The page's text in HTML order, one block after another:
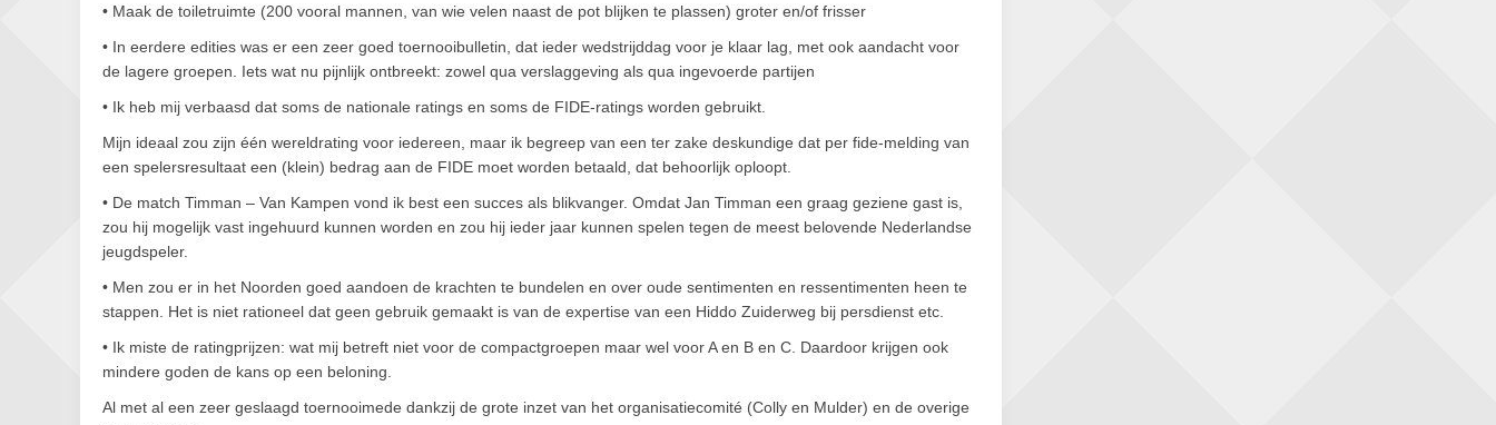
• Maak de toiletruimte (200 vooral mannen, van wie velen naast de pot blijken te plassen) groter en/of frisser
• In eerdere edities was er een zeer goed toernooibulletin, dat ieder wedstrijddag voor je klaar lag, met ook aandacht voor
de lagere groepen. Iets wat nu pijnlijk ontbreekt: zowel qua verslaggeving als qua ingevoerde partijen
• Ik heb mij verbaasd dat soms de nationale ratings en soms de FIDE-ratings worden gebruikt.
Mijn ideaal zou zijn één wereldrating voor iedereen, maar ik begreep van een ter zake deskundige dat per fide-melding van
een spelersresultaat een (klein) bedrag aan de FIDE moet worden betaald, dat behoorlijk oploopt.
• De match Timman – Van Kampen vond ik best een succes als blikvanger. Omdat Jan Timman een graag geziene gast is,
zou hij mogelijk vast ingehuurd kunnen worden en zou hij ieder jaar kunnen spelen tegen de meest belovende Nederlandse
jeugdspeler.
• Men zou er in het Noorden goed aandoen de krachten te bundelen en over oude sentimenten en ressentimenten heen te
stappen. Het is niet rationeel dat geen gebruik gemaakt is van de expertise van een Hiddo Zuiderweg bij persdienst etc.
• Ik miste de ratingprijzen: wat mij betreft niet voor de compactgroepen maar wel voor A en B en C. Daardoor krijgen ook
mindere goden de kans op een beloning.
Al met al een zeer geslaagd toernooimede dankzij de grote inzet van het organisatiecomité (Colly en Mulder) en de overige